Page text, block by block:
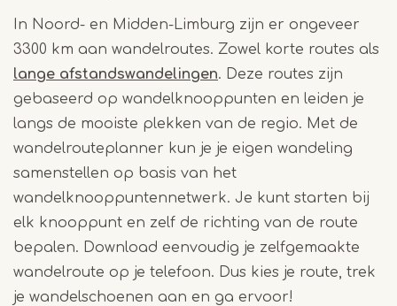
In Noord- en Midden-Limburg zijn er ongeveer
3300 km aan wandelroutes. Zowel korte routes als
lange afstandswandelingen. Deze routes zijn
gebaseerd op wandelknooppunten en leiden je
langs de mooiste plekken van de regio. Met de
wandelrouteplanner kun je je eigen wandeling
samenstellen op basis van het
wandelknooppuntennetwerk. Je kunt starten bij
elk knooppunt en zelf de richting van de route
bepalen. Download eenvoudig je zelfgemaakte
wandelroute op je telefoon. Dus kies je route, trek
je wandelschoenen aan en ga ervoor!